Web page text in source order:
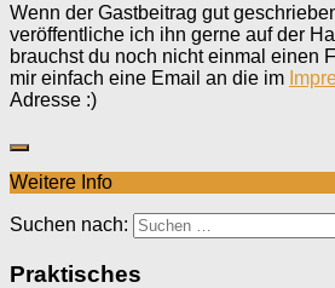
Wenn der Gastbeitrag gut
veröffentliche ich ihn gerne auf der
brauchst du noch nicht einmal einen
mir einfach eine Email an die im
Adresse :)
Weitere Info
Suchen nach:
Praktisches